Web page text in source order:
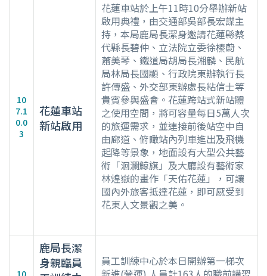
10
7.1
0.0
3
花蓮車站
新站啟用
花蓮車站於上午11時10分舉辦新站
啟用典禮，由交通部吳部長宏謀主
持，本局鹿局長潔身邀請花蓮縣蔡
代縣長碧仲、立法院立委徐榛蔚、
蕭美琴、鐵道局胡局長湘麟、民航
局林局長國顯、行政院東辦執行長
許傳盛、外交部東辦處長粘信士等
貴賓參與盛會。花蓮跨站式新站體
之使用空間，將可容量每日5萬人次
的旅運需求，並連接前後站空中自
由廊道、俯瞰站內列車進出及飛機
起降等景象，地面設有大型公共藝
術「洄瀾鯨旗」及大廳設有藝術家
林煌嶽的畫作「天佑花蓮」，可讓
國內外旅客抵達花蓮，即可感受到
花東人文景觀之美。
10
鹿局長潔
身親臨員
員工訓練中心於本日開辦第一梯次